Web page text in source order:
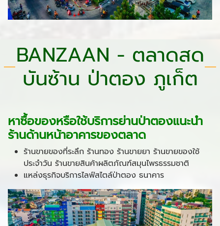
BANZAAN - ตลาดสด
บันซ้าน ป่าตอง ภูเก็ต
หาซื้อของหรือใช้บริการย่านป่าตองแนะนำ
ร้านด้านหน้าอาคารของตลาด
ร้านขายของที่ระลึก ร้านทอง ร้านขายยา ร้านขายของใช้
ประจำวัน ร้านขายสินค้าผลิตภัณฑ์สมุนไพรธรรมชาติ
แหล่งธุรกิจบริการไลฟ์สไตล์ป่าตอง ธนาคาร